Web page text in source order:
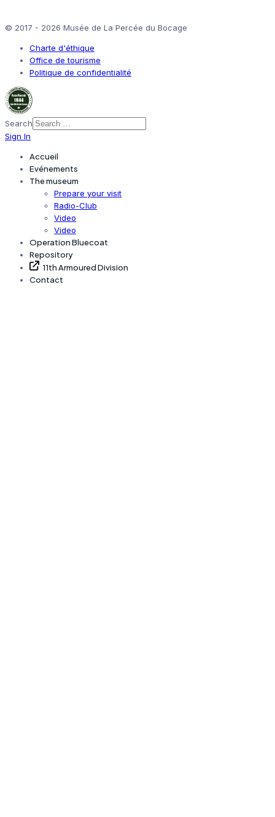
© 2017 - 2026 Musée de La Percée du Bocage
Charte d'éthique
Office de tourisme
Politique de confidentialité
Search
Sign In
Accueil
Evénements
The museum
Prepare your visit
Radio-Club
Video
Video
Operation Bluecoat
Repository
11th Armoured Division
Contact